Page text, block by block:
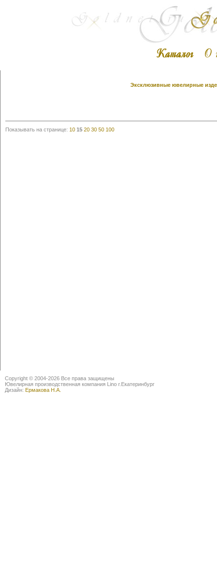
Эксклюзивные ювелирные
Показывать на странице: 10 15 20 30 50 100
Copyright © 2004-2026 Все права защищены
Ювелирная производственная компания Lino г.Екатеринбург
Дизайн: Ермакова Н.А.